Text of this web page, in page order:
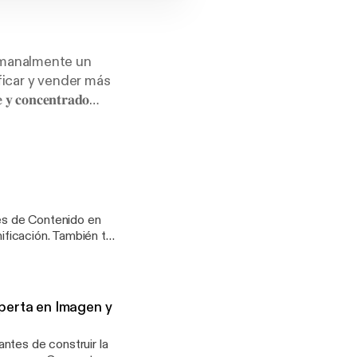
un
y vender más
𝐜𝐨𝐧𝐜𝐞𝐧𝐭𝐫𝐚𝐝𝐨
de Contenido en
También te
tu
Para
en Imagen y
de construir la